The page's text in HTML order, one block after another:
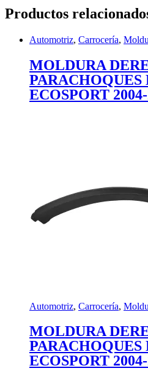
Productos
Automotriz, Carrocería,
MOLDURA
ECOSPORT
Automotriz, Carrocería,
MOLDURA
ECOSPORT